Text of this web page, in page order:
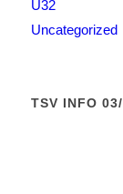
Ü32
Uncategorized
TSV INFO